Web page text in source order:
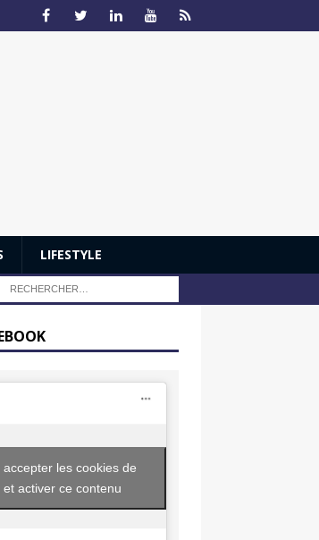
LIFESTYLE
les cookies de
et activer ce contenu